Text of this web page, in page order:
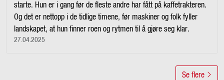
starte. Hun er i gang før de fleste andre har fått på kaffetrakteren.
Og det er nettopp i de tidlige timene, før maskiner og folk fyller
landskapet, at hun finner roen og rytmen til å gjøre seg klar.
27.04.2025
Se flere